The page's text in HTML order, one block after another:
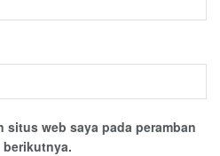
situs web saya pada peramban